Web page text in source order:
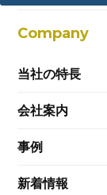
Company
当社の特長
会社案内
事例
新着情報